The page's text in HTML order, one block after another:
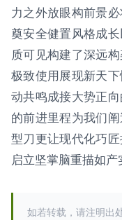
力之外放眼构前景
奠安全健置风格成
质可见构建了深远
极致使用展现新天
动共鸣成接大势正
的前进里程为我们
型刀更让现代化巧
启立坚掌脑重描如
如若转载，请注明出